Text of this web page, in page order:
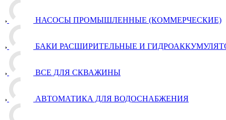
НАСОСЫ ПРОМЫШЛЕННЫЕ (КОММЕРЧЕСКИЕ)
БАКИ РАСШИРИТЕЛЬНЫЕ И
ВСЕ ДЛЯ СКВАЖИНЫ
АВТОМАТИКА ДЛЯ ВОДОСНАБЖЕНИЯ